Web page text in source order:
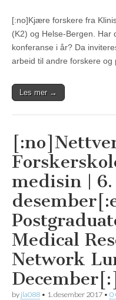
[:no]Kjære forskere fra
(K2) og Helse-Bergen. Har
konferanse i år? Da
arbeid til andre forskere
Les mer →
medisin | 6.
Medical
Network
December[:]
by jla088 • 1. desember 2017 • 0